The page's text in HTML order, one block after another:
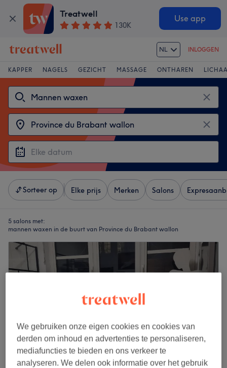
Treatwell
130K
Use app
NL INLOGGEN
KAPPER NAGELS GEZICHT MASSAGE ONTHAREN
Sorteer op Elke prijs Merken Salons
5 salons met:
mannen waxen in de buurt van Province du Brabant wallon
We gebruiken onze eigen cookies en cookies van
derden om inhoud en advertenties te personaliseren,
mediafuncties te bieden en ons verkeer te
analyseren. We delen ook informatie over het gebruik